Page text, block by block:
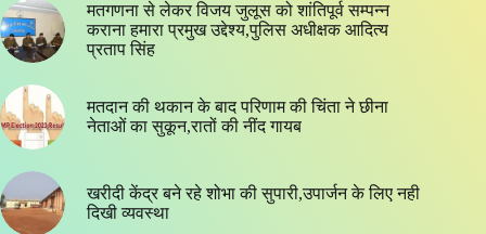
मतगणना से लेकर विजय जुलूस को शांतिपूर्व सम्पन्न
कराना हमारा प्रमुख उद्देश्य,पुलिस अधीक्षक आदित्य
प्रताप सिंह
मतदान की थकान के बाद परिणाम की चिंता ने छीना
नेताओं का सुकून,रातों की नींद गायब
खरीदी केंद्र बने रहे शोभा की सुपारी,उपार्जन के लिए नही
दिखी व्यवस्था